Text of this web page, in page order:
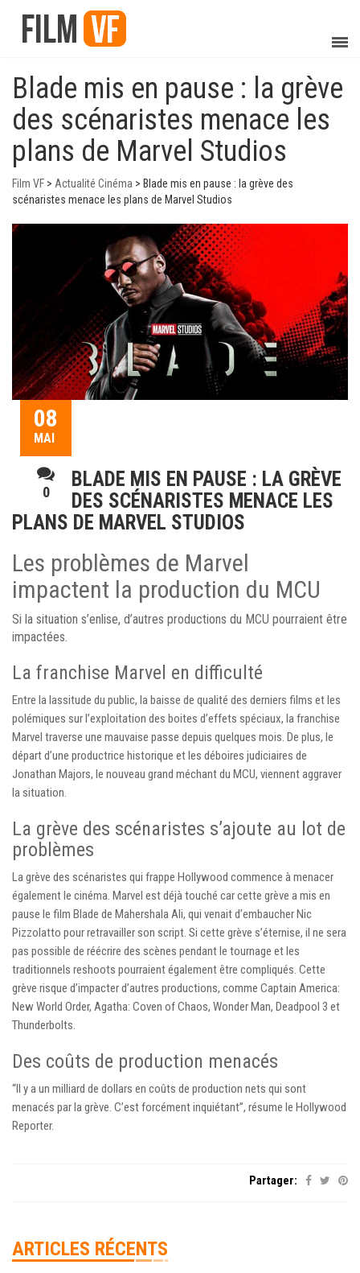
Blade mis en pause : la grève
des scénaristes menace les
plans de Marvel Studios
Film VF > Actualité Cinéma > Blade mis en pause : la grève des
scénaristes menace les plans de Marvel Studios
08
MAI
0
BLADE MIS EN PAUSE : LA GRÈVE
DES SCÉNARISTES MENACE LES
PLANS DE MARVEL STUDIOS
Les problèmes de Marvel
impactent la production du MCU
Si la situation s’enlise, d’autres productions du MCU pourraient être
impactées.
La franchise Marvel en difficulté
Entre la lassitude du public, la baisse de qualité des derniers films et les
polémiques sur l’exploitation des boites d’effets spéciaux, la franchise
Marvel traverse une mauvaise passe depuis quelques mois. De plus, le
départ d’une productrice historique et les déboires judiciaires de
Jonathan Majors, le nouveau grand méchant du MCU, viennent aggraver
la situation.
La grève des scénaristes s’ajoute au lot de
problèmes
La grève des scénaristes qui frappe Hollywood commence à menacer
également le cinéma. Marvel est déjà touché car cette grève a mis en
pause le film Blade de Mahershala Ali, qui venait d’embaucher Nic
Pizzolatto pour retravailler son script. Si cette grève s’éternise, il ne sera
pas possible de réécrire des scènes pendant le tournage et les
traditionnels reshoots pourraient également être compliqués. Cette
grève risque d’impacter d’autres productions, comme Captain America:
New World Order, Agatha: Coven of Chaos, Wonder Man, Deadpool 3 et
Thunderbolts.
Des coûts de production menacés
“Il y a un milliard de dollars en coûts de production nets qui sont
menacés par la grève. C’est forcément inquiétant”, résume le Hollywood
Reporter.
Partager:
ARTICLES RÉCENTS